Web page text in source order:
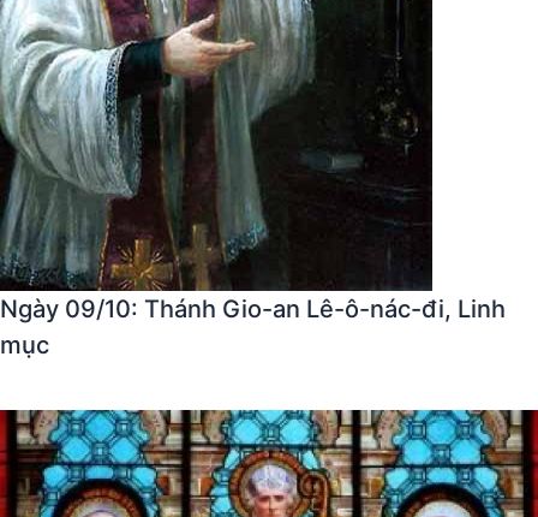
Ngày 09/10: Thánh Gio-an Lê-ô-nác-đi, Linh
mục